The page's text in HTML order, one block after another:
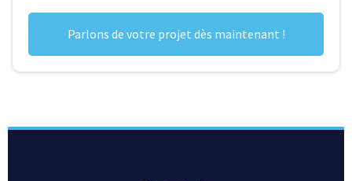
Parlons de votre projet dès maintenant !